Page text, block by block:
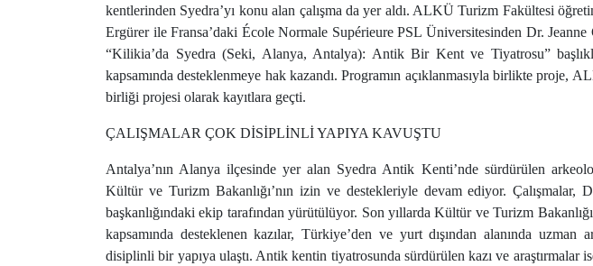
kentlerinden Syedra’yı konu alan çalışma da yer aldı. ALKÜ Turizm Fakültesi
Ergürer ile Fransa’daki École Normale Supérieure PSL Üniversitesinden Dr. Jeanne
“Kilikia’da Syedra (Seki, Alanya, Antalya): Antik Bir Kent ve Tiyatrosu”
kapsamında desteklenmeye hak kazandı. Programın açıklanmasıyla birlikte proje,
birliği projesi olarak kayıtlara geçti.
ÇALIŞMALAR ÇOK DİSİPLİNLİ YAPIYA KAVUŞTU
Antalya’nın Alanya ilçesinde yer alan Syedra Antik Kenti’nde sürdürülen
Kültür ve Turizm Bakanlığı’nın izin ve destekleriyle devam ediyor. Çalışmalar,
başkanlığındaki ekip tarafından yürütülüyor. Son yıllarda Kültür ve Turizm
kapsamında desteklenen kazılar, Türkiye’den ve yurt dışından alanında uzman
disiplinli bir yapıya ulaştı. Antik kentin tiyatrosunda sürdürülen kazı ve araştırmalar